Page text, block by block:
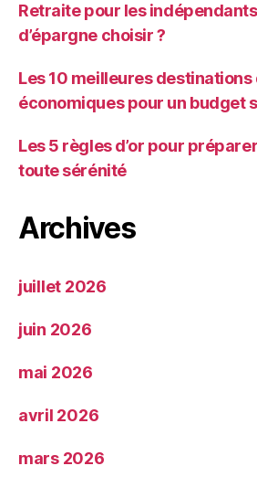
Retraite pour les
d’épargne choisir ?
Les 10 meilleures
économiques pour un budget
Les 5 règles d’or pour
toute sérénité
Archives
juillet 2026
juin 2026
mai 2026
avril 2026
mars 2026